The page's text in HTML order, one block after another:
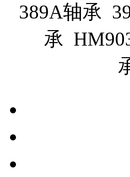
389A轴承
承